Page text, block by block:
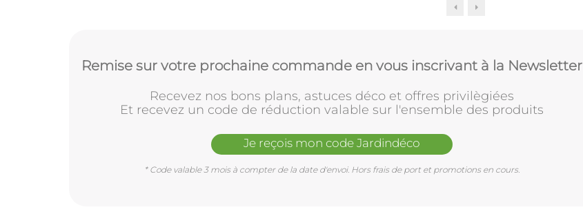
Remise sur votre prochaine commande en vous inscrivant à la Newsletter
Recevez nos bons plans, astuces déco et offres privilègiées
Et recevez un code de réduction valable sur l'ensemble des produits
Je reçois mon code Jardindéco
* Code valable 3 mois à compter de la date d'envoi. Hors frais de port et promotions en cours.